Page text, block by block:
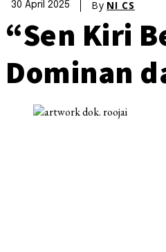
30 April 2025 By NI CS
“Sen Kiri
Dominan